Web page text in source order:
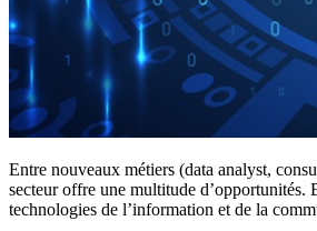
Entre nouveaux métiers (data analyst,
secteur offre une multitude d’opportunités.
technologies de l’information et de la